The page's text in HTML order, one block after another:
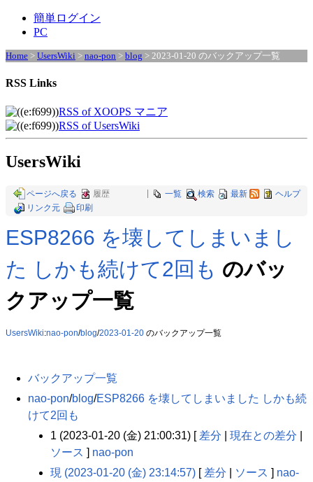
簡単ログイン
PC
Home > UsersWiki > nao-pon > blog > 2023-01-20 のバックアップ一覧
RSS Links
RSS of XOOPS マニア
RSS of UsersWiki
UsersWiki
一覧 検索 最新 ヘルプ
ページへ戻る
履歴
リンク元
印刷
ESP8266 を壊してしまいまし
た しかも続けて2回も のバッ
クアップ一覧
UsersWiki:nao-pon/blog/2023-01-20 のバックアップ一覧
バックアップ一覧
nao-pon​/blog​/ESP8266 を壊してしまいました しかも続
けて2回も
1 (2023-01-20 (金) 21:00:31) [ 差分 現在との差分
ソース ] nao-pon
現 (2023-01-20 (金) 23:14:57) [ 差分 ソース ] nao-